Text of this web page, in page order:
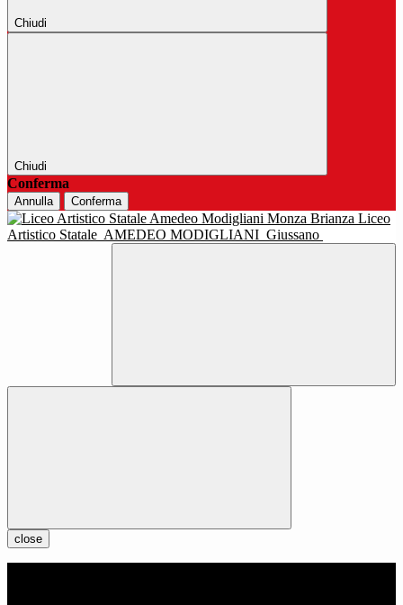
Chiudi
Chiudi
Conferma
Annulla Conferma
Liceo
Artistico Statale AMEDEO MODIGLIANI Giussano
close